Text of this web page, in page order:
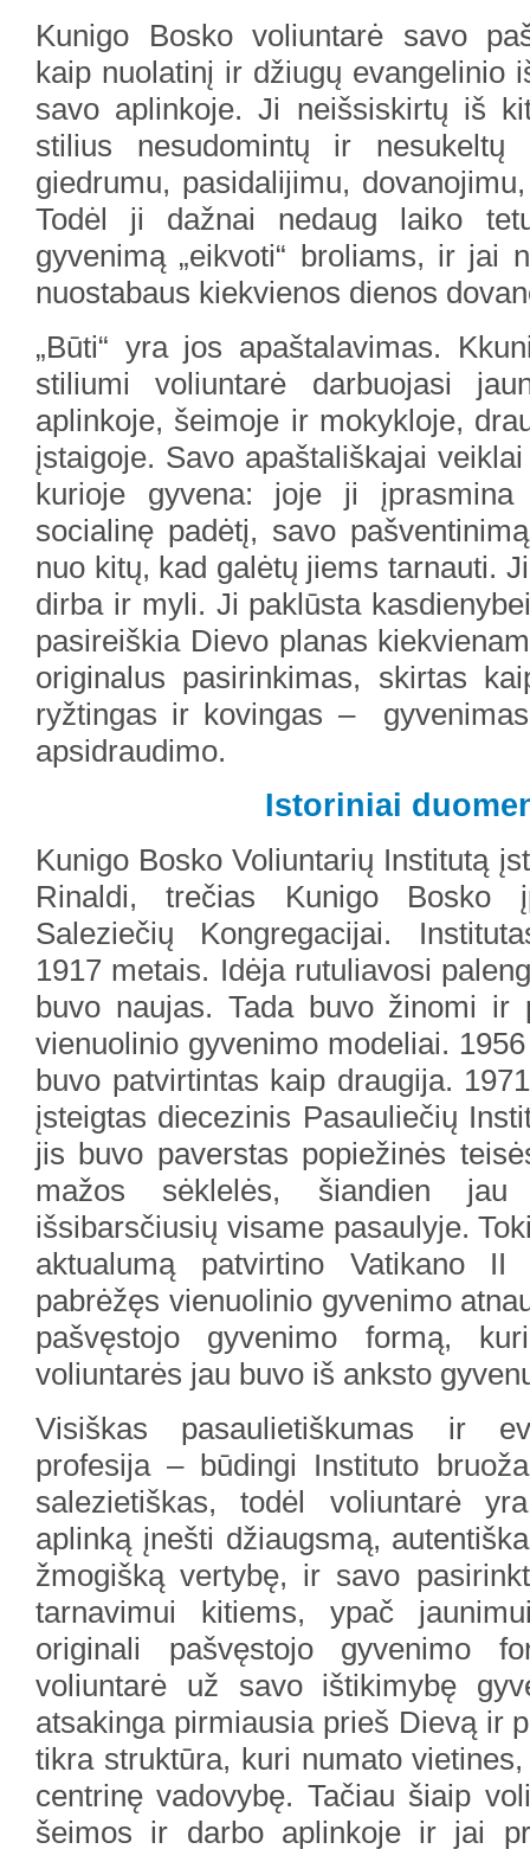
Kunigo Bosko voliuntarė savo
kaip nuolatinį ir džiugų evangelinio
savo aplinkoje. Ji neišsiskirtų iš
stilius nesudomintų ir
giedrumu, pasidalijimu,
Todėl ji dažnai nedaug laiko
gyvenimą „eikvoti“ broliams, ir jai
nuostabaus kiekvienos dienos
„Būti“ yra jos apaštalavimas.
stiliumi voliuntarė darbuojasi
aplinkoje, šeimoje ir mokykloje,
įstaigoje. Savo apaštališkajai
kurioje gyvena: joje ji įprasmina
socialinę padėtį, savo
nuo kitų, kad galėtų jiems tarnauti.
dirba ir myli. Ji paklūsta
pasireiškia Dievo planas
originalus pasirinkimas, skirtas
ryžtingas ir kovingas –
apsidraudimo.
Istoriniai
Kunigo Bosko Voliuntarių Institutą
Rinaldi, trečias Kunigo Bosko
Saleziečių Kongregacijai.
1917 metais. Idėja rutuliavosi
buvo naujas. Tada buvo žinomi ir
vienuolinio gyvenimo modeliai.
buvo patvirtintas kaip draugija.
įsteigtas diecezinis Pasauliečių
jis buvo paverstas popiežinės
mažos sėklelės, šiandien
išsibarsčiusių visame pasaulyje.
aktualumą patvirtino Vatikano II
pabrėžęs vienuolinio gyvenimo
pašvęstojo gyvenimo formą,
voliuntarės jau buvo iš anksto
Visiškas pasaulietiškumas ir
profesija – būdingi Instituto
salezietiškas, todėl voliuntarė
aplinką įnešti džiaugsmą,
žmogišką vertybę, ir savo
tarnavimui kitiems, ypač
originali pašvęstojo gyvenimo
voliuntarė už savo ištikimybę
atsakinga pirmiausia prieš Dievą ir
tikra struktūra, kuri numato
centrinę vadovybę. Tačiau šiaip
šeimos ir darbo aplinkoje ir jai